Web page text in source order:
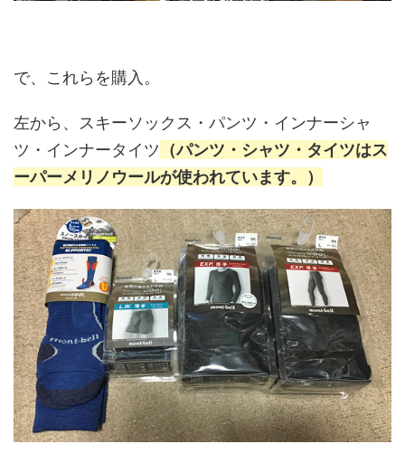
で、これらを購入。
左から、スキーソックス・パンツ・インナーシャ
ツ・インナータイツ （パンツ・シャツ・タイツはス
ーパーメリノウールが使われています。）